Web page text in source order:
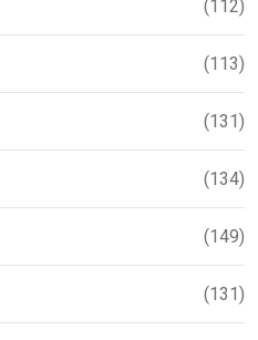
(112)
(113)
(131)
(134)
(149)
(131)